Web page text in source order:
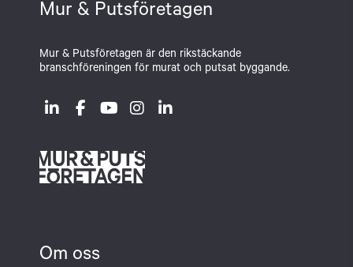
Mur & Putsföretagen
Mur & Putsföretagen är den rikstäckande
branschföreningen för murat och putsat byggande.
Om oss